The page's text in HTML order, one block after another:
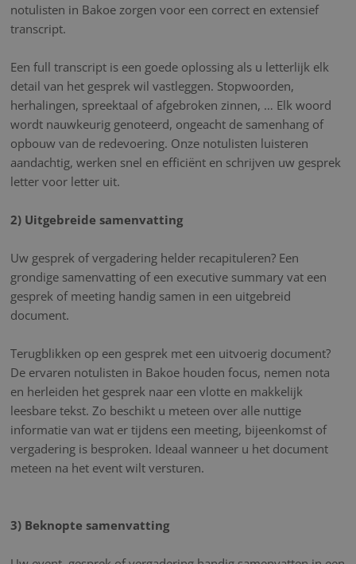
notulisten in Bakoe zorgen voor een correct en extensief
transcript.
Een full transcript is een goede oplossing als u letterlijk elk
detail van het gesprek wil vastleggen. Stopwoorden,
herhalingen, spreektaal of afgebroken zinnen, … Elk woord
wordt nauwkeurig genoteerd, ongeacht de samenhang of
opbouw van de redevoering. Onze notulisten luisteren
aandachtig, werken snel en efficiënt en schrijven uw gesprek
letter voor letter uit.
2) Uitgebreide samenvatting
Uw gesprek of vergadering helder recapituleren? Een
grondige samenvatting of een executive summary vat een
gesprek of meeting handig samen in een uitgebreid
document.
Terugblikken op een gesprek met een uitvoerig document?
De ervaren notulisten in Bakoe houden focus, nemen nota
en herleiden het gesprek naar een vlotte en makkelijk
leesbare tekst. Zo beschikt u meteen over alle nuttige
informatie van wat er tijdens een meeting, bijeenkomst of
vergadering is besproken. Ideaal wanneer u het document
meteen na het event wilt versturen.
3) Beknopte samenvatting